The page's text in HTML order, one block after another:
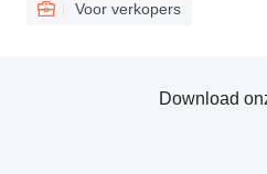
Voor verkopers
Download